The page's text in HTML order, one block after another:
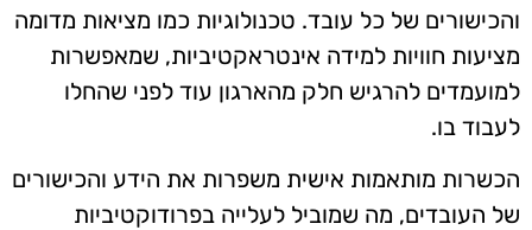
והכישורים של כל עובד. טכנולוגיות כמו מציאות מדומה
מציעות חוויות למידה אינטראקטיביות, שמאפשרות
למועמדים להרגיש חלק מהארגון עוד לפני שהחלו
לעבוד בו.
הכשרות מותאמות אישית משפרות את הידע והכישורים
של העובדים, מה שמוביל לעלייה בפרודוקטיביות